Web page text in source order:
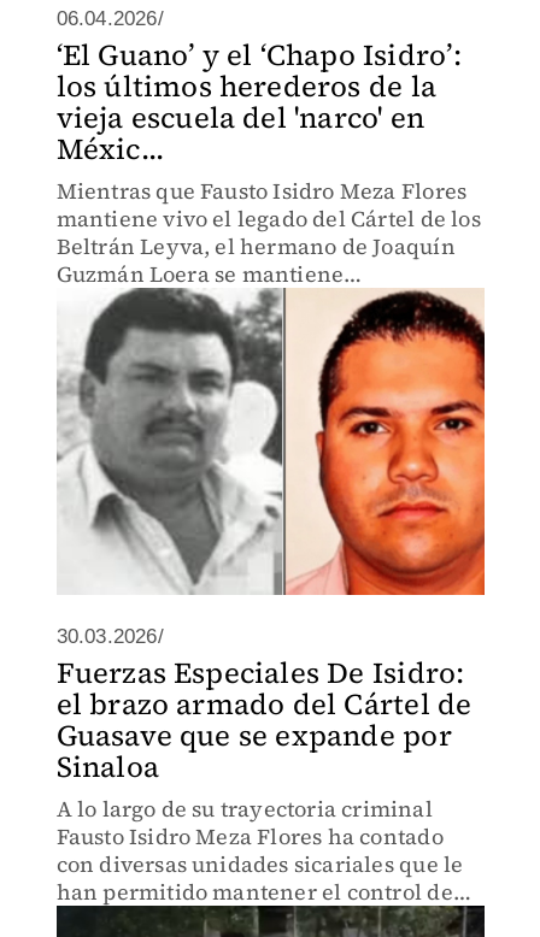
06.04.2026/
‘El Guano’ y el ‘Chapo Isidro’:
los últimos herederos de la
vieja escuela del 'narco' en
Méxic...
Mientras que Fausto Isidro Meza Flores
mantiene vivo el legado del Cártel de los
Beltrán Leyva, el hermano de Joaquín
Guzmán Loera se mantiene
atrincherado en la sierra del Triángulo
Dorado.
30.03.2026/
Fuerzas Especiales De Isidro:
el brazo armado del Cártel de
Guasave que se expande por
Sinaloa
A lo largo de su trayectoria criminal
Fausto Isidro Meza Flores ha contado
con diversas unidades sicariales que le
han permitido mantener el control de
territorios clave para su organización